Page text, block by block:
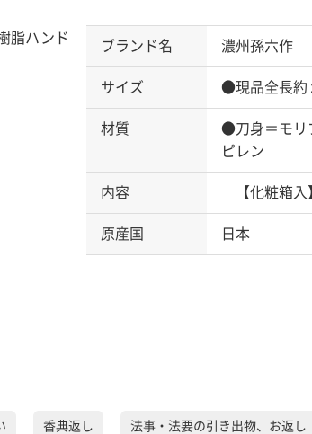
脂ハンド
ブランド名 濃州孫六作
サイズ ●現品全長約
材質
●刀身＝モリ
ピレン
内容 【化粧箱入
原産国 日本
香典返し 法事・法要の引き出物、お返し